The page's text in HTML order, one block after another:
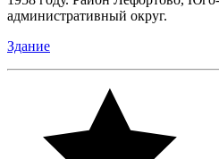
административный округ.
Здание